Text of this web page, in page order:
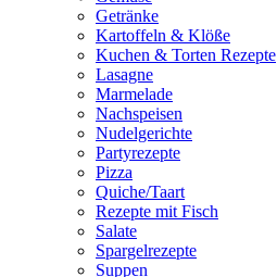
Getränke
Kartoffeln & Klöße
Kuchen & Torten Rezepte
Lasagne
Marmelade
Nachspeisen
Nudelgerichte
Partyrezepte
Pizza
Quiche/Taart
Rezepte mit Fisch
Salate
Spargelrezepte
Suppen